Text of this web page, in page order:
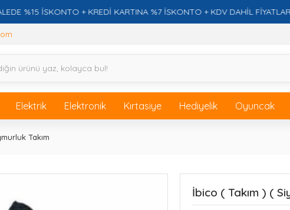
%15 İSKONTO + KREDİ KARTINA %7 İSKONTO + KDV DAHİL FİYATLARLA
Elektrik Elektronik Kırtasiye Hediyelik Oyuncak
Takım
İbico ( Takım ) (